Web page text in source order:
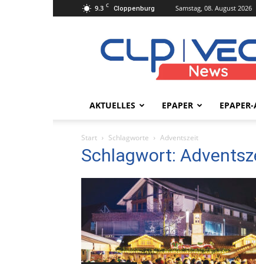
9.3 C Cloppenburg Samstag, 08. August 2026
clpvecnews.de
AKTUELLES EPAPER
Start Schlagworte Adventszeit
Schlagwort: